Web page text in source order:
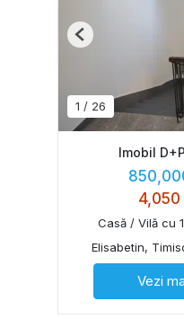
1 / 26
Previous
Imobil
4,050
Casă / Vilă cu
Elisabetin,
Vezi